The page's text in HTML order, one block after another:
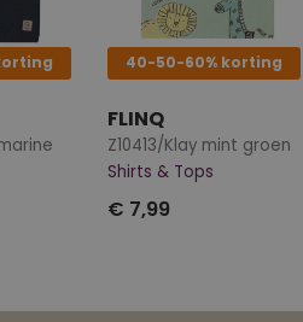
40-50-60% korting
FLINQ
Z10413/Klay mint groen
Shirts & Tops
€ 7,99